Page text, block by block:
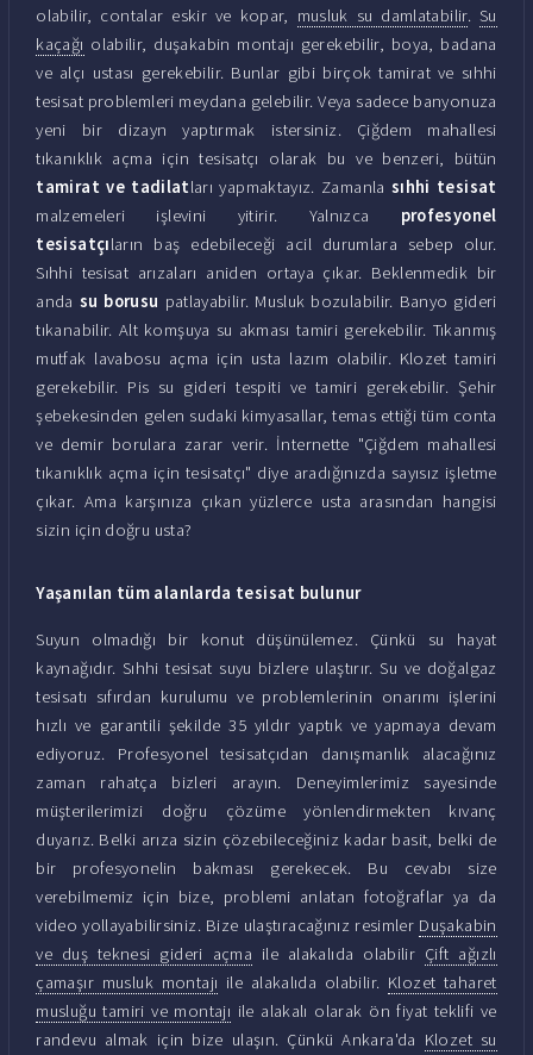
olabilir, contalar eskir ve kopar, musluk su damlatabilir. Su
kaçağı olabilir, duşakabin montajı gerekebilir, boya, badana
ve alçı ustası gerekebilir. Bunlar gibi birçok tamirat ve sıhhi
tesisat problemleri meydana gelebilir. Veya sadece banyonuza
yeni bir dizayn yaptırmak istersiniz. Çiğdem mahallesi
tıkanıklık açma için tesisatçı olarak bu ve benzeri, bütün
tamirat ve tadilatları yapmaktayız. Zamanla sıhhi tesisat
malzemeleri işlevini yitirir. Yalnızca profesyonel
tesisatçıların baş edebileceği acil durumlara sebep olur.
Sıhhi tesisat arızaları aniden ortaya çıkar. Beklenmedik bir
anda su borusu patlayabilir. Musluk bozulabilir. Banyo gideri
tıkanabilir. Alt komşuya su akması tamiri gerekebilir. Tıkanmış
mutfak lavabosu açma için usta lazım olabilir. Klozet tamiri
gerekebilir. Pis su gideri tespiti ve tamiri gerekebilir. Şehir
şebekesinden gelen sudaki kimyasallar, temas ettiği tüm conta
ve demir borulara zarar verir. İnternette "Çiğdem mahallesi
tıkanıklık açma için tesisatçı" diye aradığınızda sayısız işletme
çıkar. Ama karşınıza çıkan yüzlerce usta arasından hangisi
sizin için doğru usta?
Yaşanılan tüm alanlarda tesisat bulunur
Suyun olmadığı bir konut düşünülemez. Çünkü su hayat
kaynağıdır. Sıhhi tesisat suyu bizlere ulaştırır. Su ve doğalgaz
tesisatı sıfırdan kurulumu ve problemlerinin onarımı işlerini
hızlı ve garantili şekilde 35 yıldır yaptık ve yapmaya devam
ediyoruz. Profesyonel tesisatçıdan danışmanlık alacağınız
zaman rahatça bizleri arayın. Deneyimlerimiz sayesinde
müşterilerimizi doğru çözüme yönlendirmekten kıvanç
duyarız. Belki arıza sizin çözebileceğiniz kadar basit, belki de
bir profesyonelin bakması gerekecek. Bu cevabı size
verebilmemiz için bize, problemi anlatan fotoğraflar ya da
video yollayabilirsiniz. Bize ulaştıracağınız resimler Duşakabin
ve duş teknesi gideri açma ile alakalıda olabilir Çift ağızlı
çamaşır musluk montajı ile alakalıda olabilir. Klozet taharet
musluğu tamiri ve montajı ile alakalı olarak ön fiyat teklifi ve
randevu almak için bize ulaşın. Çünkü Ankara'da Klozet su